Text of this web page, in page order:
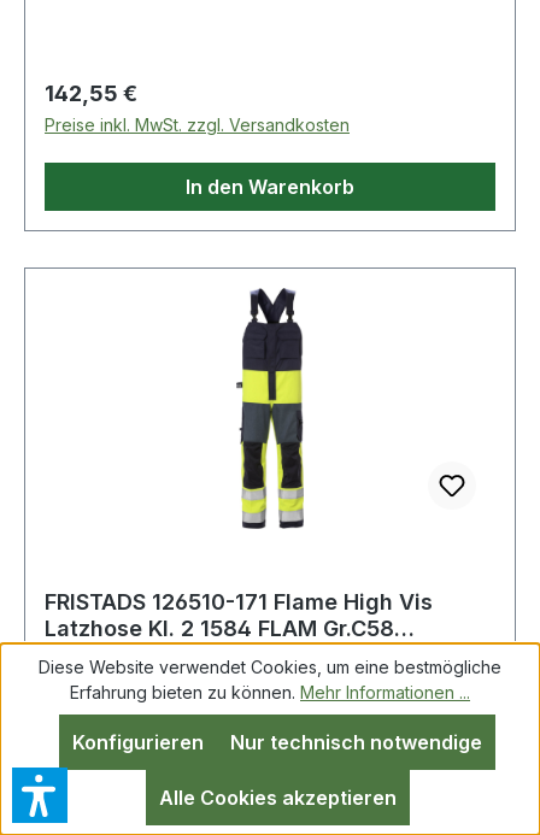
Regulärer Preis:
142,55 €
Preise inkl. MwSt. zzgl. Versandkosten
In den Warenkorb
FRISTADS 126510-171 Flame High Vis
Latzhose Kl. 2 1584 FLAM Gr.C58
Warnschutz-G
Verdeckter 2-Wege-Reißverschluss mit
Druckknopfleiste bis zum Kragen / 2
CORDURA®-verstärkte Brusttaschen mit Patte
und verdecktem Druckknopfverschluss - eine
Diese Website verwendet Cookies, um eine bestmögliche
Erfahrung bieten zu können. Mehr Informationen ...
Nur technisch notwendige
Konfigurieren
Alle Cookies akzeptieren